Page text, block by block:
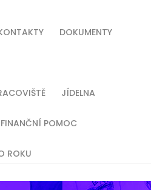
DOKUMENTY
JÍDELNA
FINANČNÍ POMOC
ROKU